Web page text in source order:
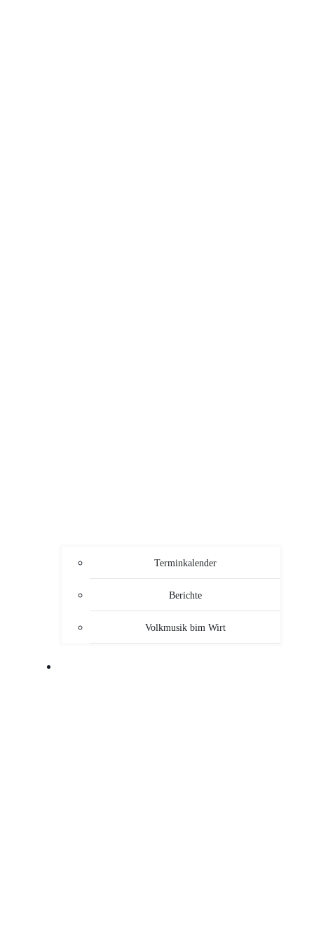
Terminkalender
Berichte
Volkmusik bim Wirt